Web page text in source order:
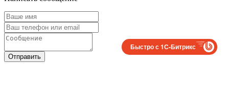
Отправить
Быстро с 1С-Битрикс